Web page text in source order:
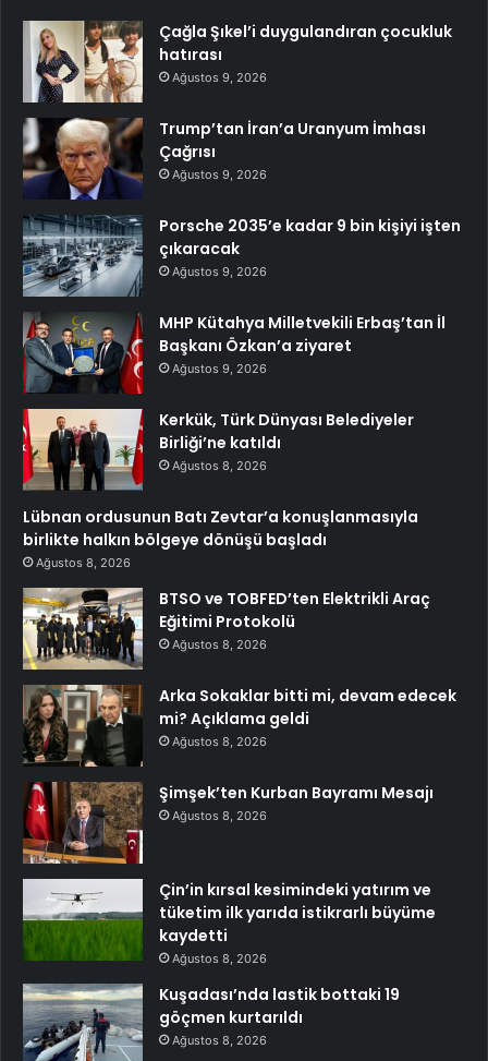
Çağla Şıkel’i duygulandıran çocukluk
hatırası
Ağustos 9, 2026
Trump’tan İran’a Uranyum İmhası
Çağrısı
Ağustos 9, 2026
Porsche 2035’e kadar 9 bin kişiyi işten
çıkaracak
Ağustos 9, 2026
MHP Kütahya Milletvekili Erbaş’tan İl
Başkanı Özkan’a ziyaret
Ağustos 9, 2026
Kerkük, Türk Dünyası Belediyeler
Birliği’ne katıldı
Ağustos 8, 2026
Lübnan ordusunun Batı Zevtar’a konuşlanmasıyla
birlikte halkın bölgeye dönüşü başladı
Ağustos 8, 2026
BTSO ve TOBFED’ten Elektrikli Araç
Eğitimi Protokolü
Ağustos 8, 2026
Arka Sokaklar bitti mi, devam edecek
mi? Açıklama geldi
Ağustos 8, 2026
Şimşek’ten Kurban Bayramı Mesajı
Ağustos 8, 2026
Çin’in kırsal kesimindeki yatırım ve
tüketim ilk yarıda istikrarlı büyüme
kaydetti
Ağustos 8, 2026
Kuşadası’nda lastik bottaki 19
göçmen kurtarıldı
Ağustos 8, 2026